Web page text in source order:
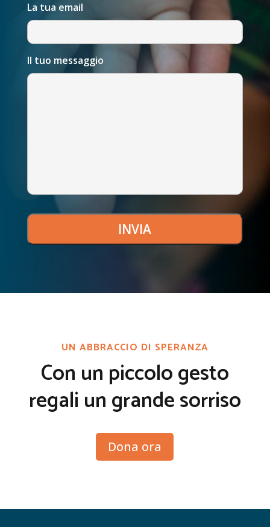
La tua email
Il tuo messaggio
UN ABBRACCIO DI SPERANZA
Con un piccolo gesto
regali un grande sorriso
Dona ora